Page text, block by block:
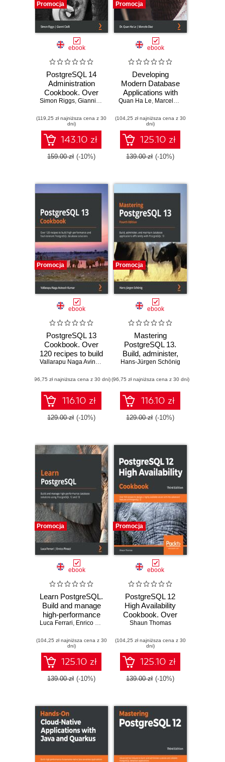
Promocja
ebook
PostgreSQL 14
Administration
Cookbook. Over
175 proven recipes
administrators to
manage enterprise
databases
effectively
Simon Riggs, Gianni Ciolli
(119,25 zł najniższa cena z 30
dni)
143.10 zł
159.00 zł (-10%)
Promocja
ebook
Developing
Modern Database
Applications with
PostgreSQL. Use
and object-
relational
PostgreSQL to
build scalable and
reliable apps
Quan Ha Le, Marcelo Diaz
(104,25 zł najniższa cena z 30
dni)
125.10 zł
139.00 zł (-10%)
Promocja
ebook
PostgreSQL 13
Cookbook. Over
120 recipes to build
high-performance
PostgreSQL
database solutions
Vallarapu Naga Avinash Kumar
(96,75 zł najniższa cena z 30 dni)
116.10 zł
129.00 zł (-10%)
Promocja
ebook
Mastering
PostgreSQL 13.
Build, administer,
and maintain
applications
efficiently with
PostgreSQL 13 -
Fourth Edition
Hans-Jürgen Schönig
(96,75 zł najniższa cena z 30 dni)
116.10 zł
129.00 zł (-10%)
Promocja
ebook
Learn PostgreSQL.
Build and manage
high-performance
database solutions
12 and 13
Luca Ferrari, Enrico Pirozzi
(104,25 zł najniższa cena z 30
dni)
125.10 zł
139.00 zł (-10%)
Promocja
ebook
PostgreSQL 12
High Availability
Cookbook. Over
100 recipes to
available server
with the advanced
features of
PostgreSQL 12 -
Third Edition
Shaun Thomas
(104,25 zł najniższa cena z 30
dni)
125.10 zł
139.00 zł (-10%)